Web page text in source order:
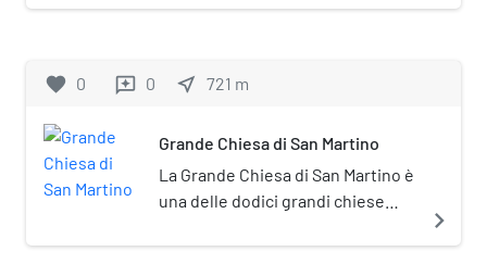
Colonia, in Germania, le cui origini
favorite 0 reviews 0 near_me 721 m
Grande Chiesa di San Martino
La Grande Chiesa di San Martino è
una delle dodici grandi chiese
navigate_next